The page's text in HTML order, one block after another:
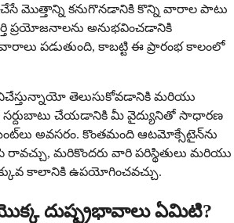
మొత్తాన్ని కనుగొనడానికి కొన్ని వారాల పాటు
ప్రయోజనాలను అనుభవించడానికి
పడుతుంది, కాబట్టి ఈ ప్రారంభ కాలంలో
తెలుసుకోవడానికి మరియు
చేయడానికి మీ వైద్యునితో సాధారణ
అవసరం. కొంతమంది ఆటమోక్సేటైన్‌ను
రావచ్చు, మరికొందరు వారి పరిస్థితులు మరియు
కాలానికి ఉపయోగించవచ్చు.
దుష్ప్రభావాలు ఏమిటి?